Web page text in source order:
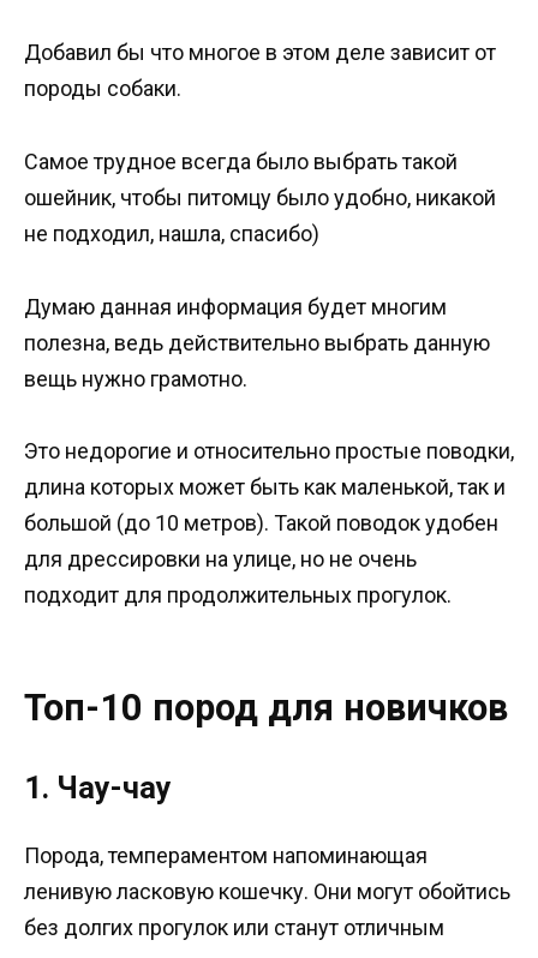
Добавил бы что многое в этом деле зависит от
породы собаки.
Самое трудное всегда было выбрать такой
ошейник, чтобы питомцу было удобно, никакой
не подходил, нашла, спасибо)
Думаю данная информация будет многим
полезна, ведь действительно выбрать данную
вещь нужно грамотно.
Это недорогие и относительно простые поводки,
длина которых может быть как маленькой, так и
большой (до 10 метров). Такой поводок удобен
для дрессировки на улице, но не очень
подходит для продолжительных прогулок.
Топ-10 пород для новичков
1. Чау-чау
Порода, темпераментом напоминающая
ленивую ласковую кошечку. Они могут обойтись
без долгих прогулок или станут отличным